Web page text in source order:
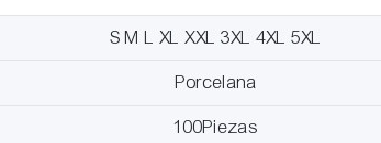
S M L XL XXL 3XL 4XL 5XL
Porcelana
100Piezas